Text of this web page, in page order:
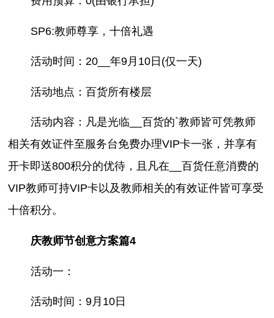
SP6:教师尊享，十倍礼遇
活动时间：20__年9月10日(仅一天)
活动地点：百货所有楼层
活动内容：凡是光临__百货的`教师皆可凭教师
相关有效证件至服务台免费办理VIP卡一张，并享有
开卡即送800积分的优待，且凡在__百货任意消费的
VIP教师可持VIP卡以及教师相关的有效证件皆可享受
十倍积分。
庆教师节创意方案篇4
活动一：
活动时间：9月10日